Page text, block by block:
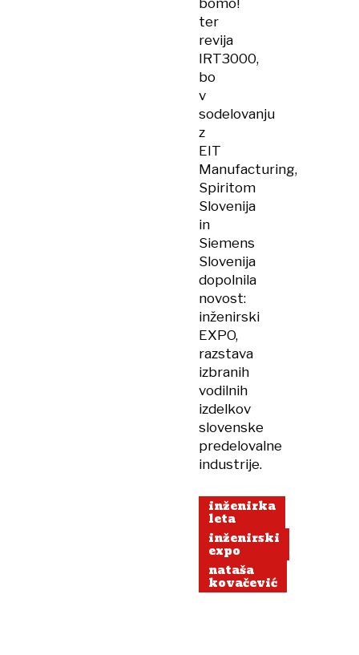
ter
revija
IRT3000,
bo
v
sodelovanju
z
EIT
Manufacturing,
Spiritom
Slovenija
in
Siemens
Slovenija
dopolnila
novost:
inženirski
EXPO,
razstava
izbranih
vodilnih
izdelkov
slovenske
predelovalne
industrije.
inženirka
leta
inženirski
expo
nataša
kovačević